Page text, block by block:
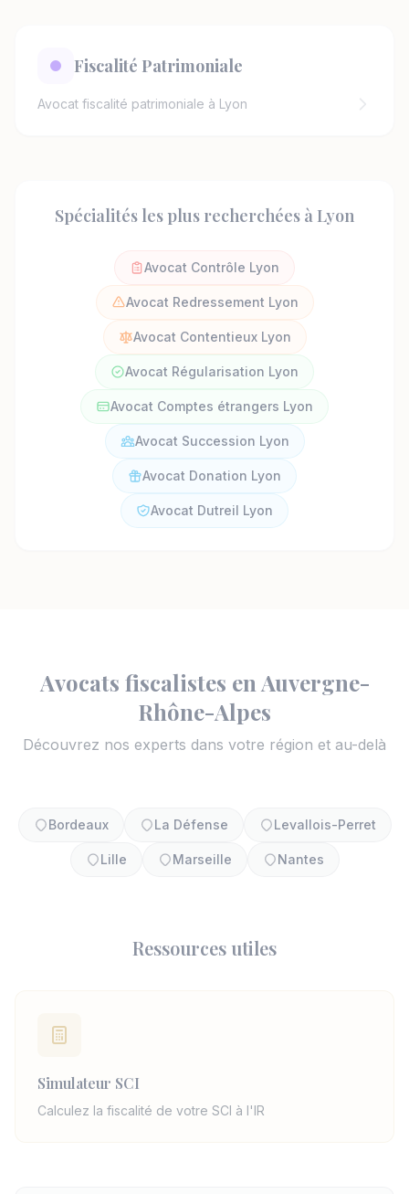
Fiscalité Patrimoniale
Avocat fiscalité patrimoniale à Lyon
Spécialités les plus recherchées à Lyon
Avocat Contrôle Lyon
Avocat Redressement Lyon
Avocat Contentieux Lyon
Avocat Régularisation Lyon
Avocat Comptes étrangers Lyon
Avocat Succession Lyon
Avocat Donation Lyon
Avocat Dutreil Lyon
Avocats fiscalistes en Auvergne-
Rhône-Alpes
Découvrez nos experts dans votre région et au-delà
Bordeaux La Défense Levallois-Perret
Lille Marseille Nantes
Ressources utiles
Simulateur SCI
Calculez la fiscalité de votre SCI à l'IR